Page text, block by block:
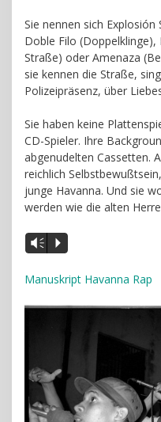
Sie nennen sich
Doble Filo (Doppelklinge),
Straße) oder Amenaza
sie kennen die Straße,
Polizeipräsenz, über
Sie haben keine
CD-Spieler. Ihre
abgenudelten Cassetten.
reichlich
junge Havanna. Und sie
werden wie die alten
Vm P
Manuskript Havanna Rap